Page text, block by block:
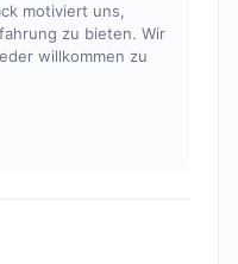
motiviert uns,
zu bieten. Wir
willkommen zu